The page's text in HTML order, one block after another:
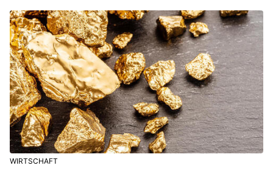
WIRTSCHAFT